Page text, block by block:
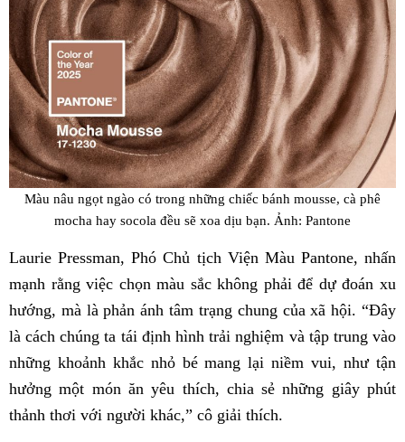
Màu nâu ngọt ngào có trong những chiếc bánh mousse, cà phê
mocha hay socola đều sẽ xoa dịu bạn. Ảnh: Pantone
Laurie Pressman, Phó Chủ tịch Viện Màu Pantone, nhấn
mạnh rằng việc chọn màu sắc không phải để dự đoán xu
hướng, mà là phản ánh tâm trạng chung của xã hội. “Đây
là cách chúng ta tái định hình trải nghiệm và tập trung vào
những khoảnh khắc nhỏ bé mang lại niềm vui, như tận
hưởng một món ăn yêu thích, chia sẻ những giây phút
thảnh thơi với người khác,” cô giải thích.